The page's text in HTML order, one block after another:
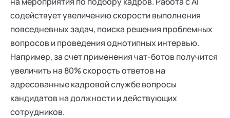
содействует увеличению скорости выполнения
повседневных задач, поиска решения проблемных
вопросов и проведения однотипных интервью.
Например, за счет применения чат-ботов получится
увеличить на 80% скорость ответов на
адресованные кадровой службе вопросы
кандидатов на должности и действующих
сотрудников.